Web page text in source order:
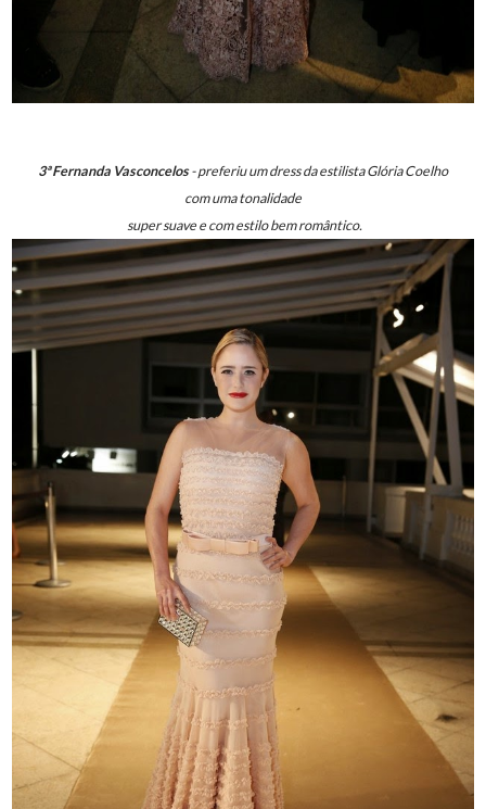
3ª Fernanda Vasconcelos- preferiu um dress da estilista Glória Coelho
com uma tonalidade
super suave e com estilo bem romântico.